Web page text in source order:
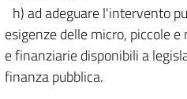
h) ad adeguare l'intervento
esigenze delle micro, piccole
e finanziarie disponibili a
finanza pubblica.